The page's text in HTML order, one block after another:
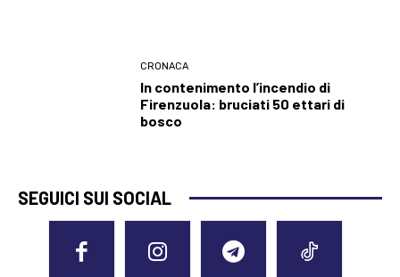
CRONACA
In contenimento l’incendio di
Firenzuola: bruciati 50 ettari di
bosco
SEGUICI SUI SOCIAL